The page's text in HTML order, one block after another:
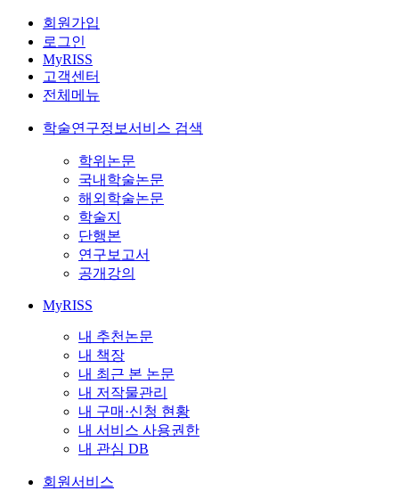
회원가입
로그인
MyRISS
고객센터
전체메뉴
학술연구정보서비스 검색
학위논문
국내학술논문
해외학술논문
학술지
단행본
연구보고서
공개강의
MyRISS
내 추천논문
내 책장
내 최근 본 논문
내 저작물관리
내 구매·신청 현황
내 서비스 사용권한
내 관심 DB
회원서비스